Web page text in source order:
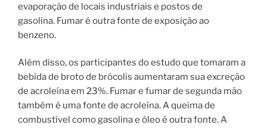
evaporação de locais industriais e postos de
gasolina. Fumar é outra fonte de exposição ao
benzeno.
Além disso, os participantes do estudo que tomaram a
bebida de broto de brócolis aumentaram sua excreção
de acroleína em 23%. Fumar e fumar de segunda mão
também é uma fonte de acroleína. A queima de
combustível como gasolina e óleo é outra fonte. A